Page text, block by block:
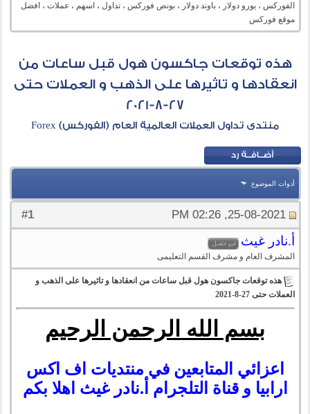
الفوركس ، يورو دولار ، باوند دولار ، بونص فوركس ، تداول ، اسهم ، عملات ، افضل
موقع فوركس
هذه توقعات جاكسون هول قبل ساعات من
انعقادها و تاثيرها على الذهب و العملات حتى
27-8-2021
منتدى تداول العملات العالمية العام (الفوركس) Forex
أدوات الموضوع
#
1 25-08-2021, 02:26 PM
أ.نادر غيث
المشرف العام و مشرف القسم التعليمى
هذه توقعات جاكسون هول قبل ساعات من انعقادها و تاثيرها على الذهب و
العملات حتى 27-8-2021
بسم الله الرحمن الرحيم
اعزائي المتابعين في منتديات اف اكس
ارابيا و قناة التلجرام أ.نادر غيث اهلا بكم